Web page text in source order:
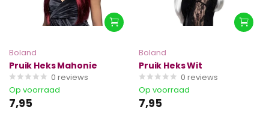
Boland
Pruik Heks Mahonie
0 reviews
Op voorraad
7,95
Boland
Pruik Heks Wit
0 reviews
Op voorraad
7,95